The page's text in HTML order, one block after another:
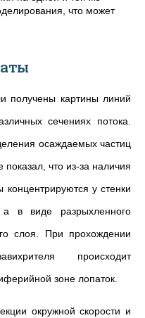
что может
получены картины линий
сечениях потока.
осаждаемых частиц
что из-за наличия
у стенки
в виде разрыхленного
слоя. При прохождении
происходит
зоне лопаток.
окружной скорости и